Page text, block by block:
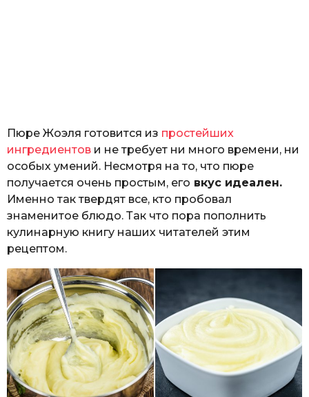
Пюре Жоэля готовится из простейших
ингредиентов и не требует ни много времени, ни
особых умений. Несмотря на то, что пюре
получается очень простым, его вкус идеален.
Именно так твердят все, кто пробовал
знаменитое блюдо. Так что пора пополнить
кулинарную книгу наших читателей этим
рецептом.